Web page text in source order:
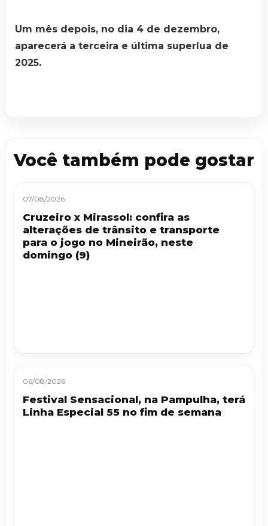
Um mês depois, no dia 4 de dezembro,
aparecerá a terceira e última superlua de
2025.
Você também pode gostar
07/08/2026
Cruzeiro x Mirassol: confira as
alterações de trânsito e transporte
para o jogo no Mineirão, neste
domingo (9)
06/08/2026
Festival Sensacional, na Pampulha, terá
Linha Especial 55 no fim de semana